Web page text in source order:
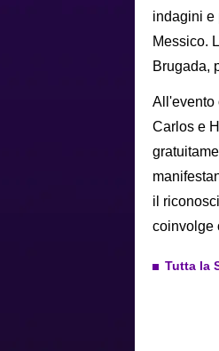
indagini e
Messico.
Brugada,
All'evento
Carlos e
il
coinvolge
Tutta la